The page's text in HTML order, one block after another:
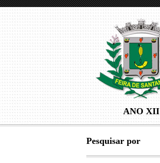
ANO XII
Pesquisar por